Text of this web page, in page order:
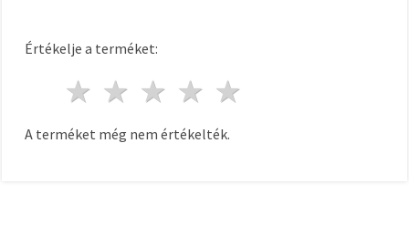
Értékelje a terméket:
4 csillagok
3 csillagok
2 csillagok
1 csillag
A terméket még nem értékelték.